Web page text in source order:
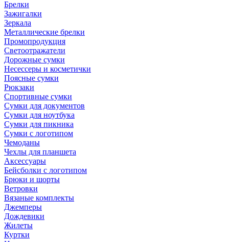
Брелки
Зажигалки
Зеркала
Металлические брелки
Промопродукция
Светоотражатели
Дорожные сумки
Несессеры и косметички
Поясные сумки
Рюкзаки
Спортивные сумки
Сумки для документов
Сумки для ноутбука
Сумки для пикника
Сумки с логотипом
Чемоданы
Чехлы для планшета
Аксессуары
Бейсболки с логотипом
Брюки и шорты
Ветровки
Вязаные комплекты
Джемперы
Дождевики
Жилеты
Куртки